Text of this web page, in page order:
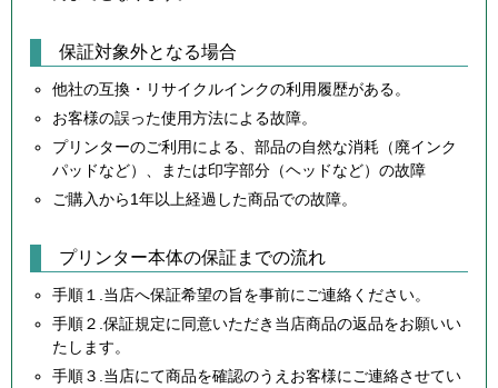
保証対象外となる場合
他社の互換・リサイクルインクの利用履歴がある。
お客様の誤った使用方法による故障。
プリンターのご利用による、部品の自然な消耗（廃インク
パッドなど）、または印字部分（ヘッドなど）の故障
ご購入から1年以上経過した商品での故障。
プリンター本体の保証までの流れ
手順１.当店へ保証希望の旨を事前にご連絡ください。
手順２.保証規定に同意いただき当店商品の返品をお願いい
たします。
手順３.当店にて商品を確認のうえお客様にご連絡させてい